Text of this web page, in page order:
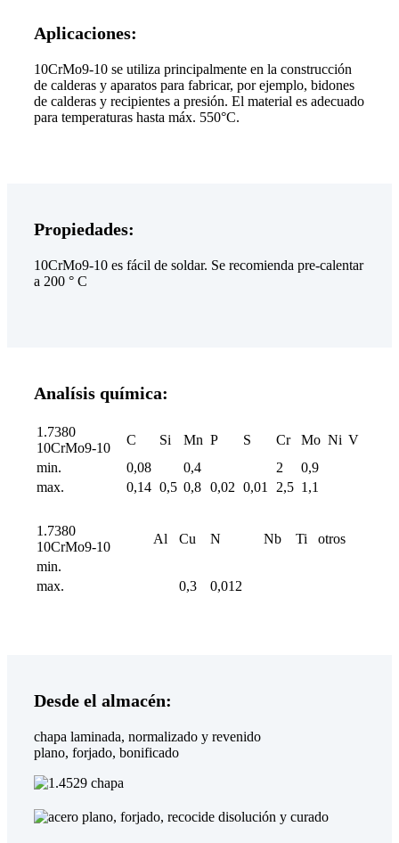
Aplicaciones:
10CrMo9-10 se utiliza principalmente en la construcción
de calderas y aparatos para fabricar, por ejemplo, bidones
de calderas y recipientes a presión. El material es adecuado
para temperaturas hasta máx. 550°C.
Propiedades:
10CrMo9-10 es fácil de soldar. Se recomienda pre-calentar
a 200 ° C
Analísis química:
1.7380
10CrMo9-10
C Si Mn P S Cr Mo Ni V
min.
0,08 0,4 2
0,9
max.
0,14 0,5 0,8 0,02 0,01 2,5 1,1
1.7380
10CrMo9-10
Al Cu N Nb Ti
otros
min.
max.
0,3 0,012
Desde el almacén:
chapa laminada, normalizado y revenido
plano, forjado, bonificado